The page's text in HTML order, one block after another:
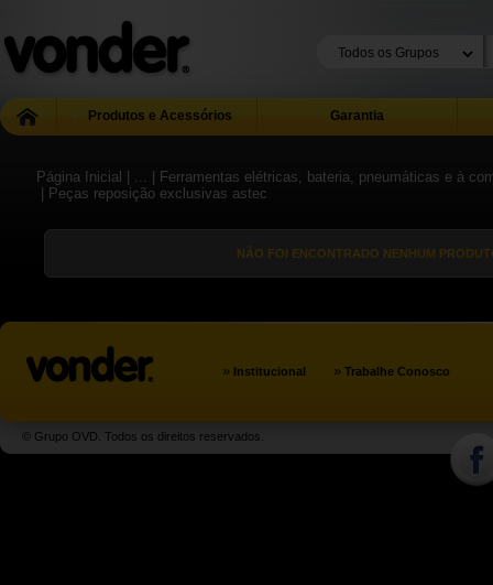
Produtos e Acessórios Garantia
Página Inicial | ...
| Ferramentas elétricas, bateria, pneumáticas e à
| Peças reposição exclusivas astec
NÃO FOI ENCONTRADO NENHUM
» Institucional » Trabalhe Conosco
© Grupo OVD. Todos os direitos reservados.